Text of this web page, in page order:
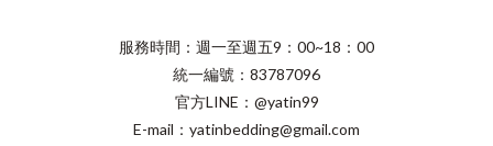
服務時間：週一至週五9：00~18：00
統一編號：83787096
官方LINE：@yatin99
E-mail：yatinbedding@gmail.com